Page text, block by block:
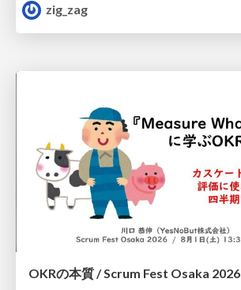
zig_zag
OKRの本質 / Scrum Fest Osaka 2026